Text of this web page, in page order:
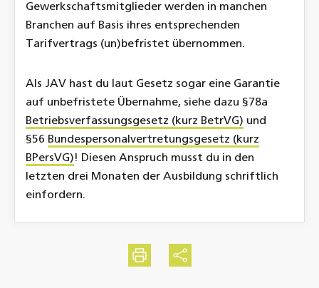
Gewerkschaftsmitglieder werden in manchen
Branchen auf Basis ihres entsprechenden
Tarifvertrags (un)befristet übernommen.
Als JAV hast du laut Gesetz sogar eine Garantie
auf unbefristete Übernahme, siehe dazu §78a
Betriebsverfassungsgesetz (kurz BetrVG) und
§56 Bundespersonalvertretungsgesetz (kurz
BPersVG)! Diesen Anspruch musst du in den
letzten drei Monaten der Ausbildung schriftlich
einfordern.
DruckenTeilen